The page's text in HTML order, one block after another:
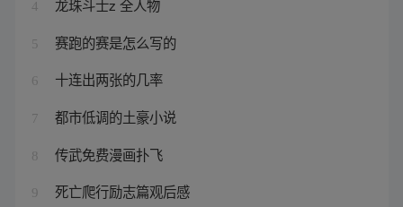
4 龙珠斗士z 全人物
5 赛跑的赛是怎么写的
6 十连出两张的几率
7 都市低调的土豪小说
8 传武免费漫画扑飞
9 死亡爬行励志篇观后感